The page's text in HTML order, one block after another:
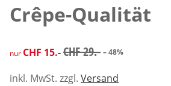
Crêpe-Qualität
reduzierter Preis CHF 15.-,
nur CHF 15.-CHF 29.- – 48%
inkl. MwSt. zzgl. Versand